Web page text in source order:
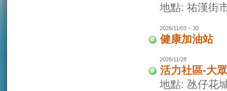
地點: 祐漢街
2026/11/03 ~ 30
健康加油站
2026/11/28
活力社區-大
地點: 氹仔花